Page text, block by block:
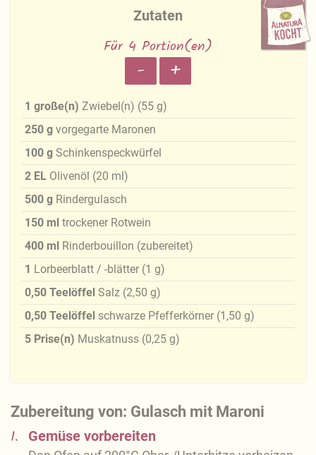
Zubereitung von: Gulasch mit Maroni
1. Gemüse vorbereiten
Zutaten
Für 4 Portion(en)
- +
1 große(n) Zwiebel(n) (55 g)
250 g vorgegarte Maronen
100 g Schinkenspeckwürfel
2 EL Olivenöl (20 ml)
500 g Rindergulasch
150 ml trockener Rotwein
400 ml Rinderbouillon (zubereitet)
1 Lorbeerblatt / -blätter (1 g)
0,50 Teelöffel Salz (2,50 g)
0,50 Teelöffel schwarze Pfefferkörner (1,50 g)
5 Prise(n) Muskatnuss (0,25 g)